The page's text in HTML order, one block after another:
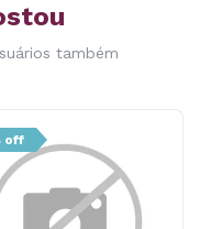
também
off